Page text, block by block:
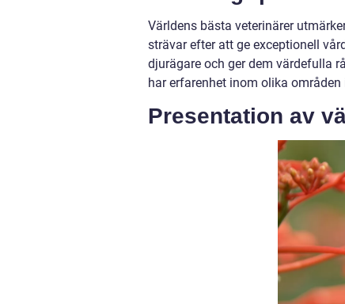
Världens bästa veterinärer
strävar efter att ge exceptionell
djurägare och ger dem värdefulla
har erfarenhet inom olika
Presentation av